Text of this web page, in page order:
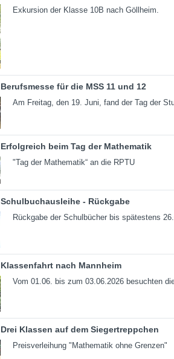
Exkursion der Klasse 10B nach Göllheim.
Berufsmesse für die MSS 11 und 12
Am Freitag, den 19. Juni, fand der Tag der
Erfolgreich beim Tag der Mathematik
"Tag der Mathematik“ an die RPTU
Schulbuchausleihe - Rückgabe
Rückgabe der Schulbücher bis spätestens
Klassenfahrt nach Mannheim
Vom 01.06. bis zum 03.06.2026 besuchten
Drei Klassen auf dem Siegertreppchen
Preisverleihung "Mathematik ohne Grenzen"